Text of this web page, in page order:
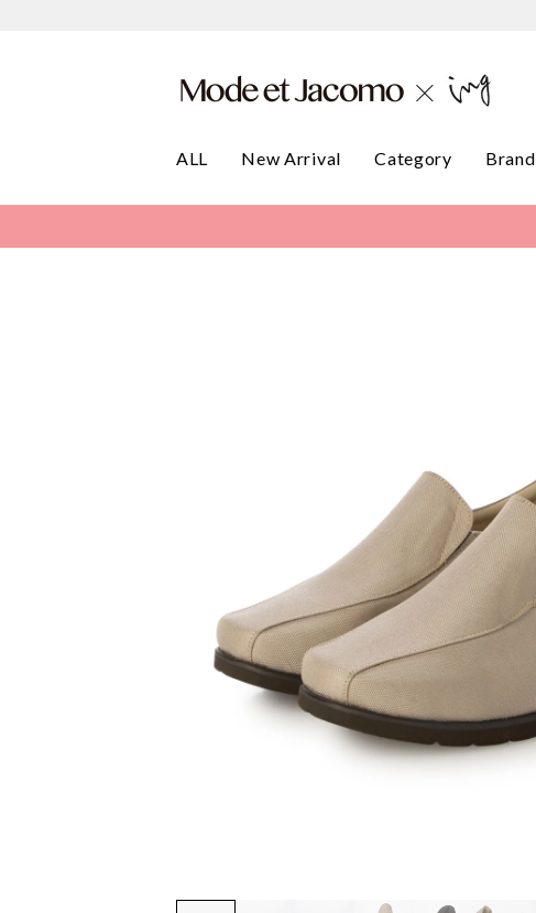
ALL New Arrival Category Brand